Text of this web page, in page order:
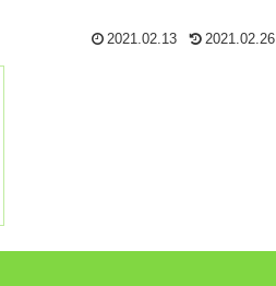
2021.02.13 2021.02.26